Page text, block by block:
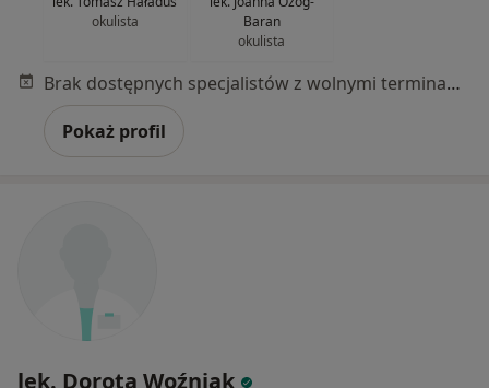
okulista
Baran
okulista
Brak dostępnych specjalistów z wolnymi terminami w tym centrum medycznym.
Pokaż profil
lek. Dorota Woźniak